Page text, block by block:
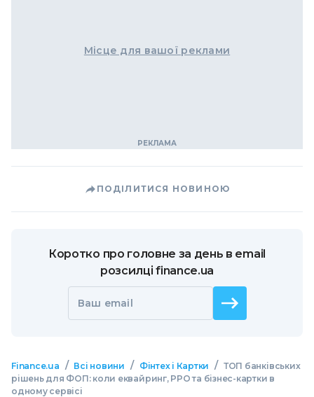
Місце для вашої реклами
ПОДІЛИТИСЯ НОВИНОЮ
Коротко про головне за день в email
розсилці finance.ua
Ваш email
Finance.ua / Всі новини / Фінтех і Картки / ТОП банківських
рішень для ФОП: коли еквайринг, РРО та бізнес-картки в
одному сервісі